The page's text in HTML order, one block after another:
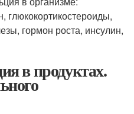
глюкокортикостероиды,
гормон роста, инсулин,
в продуктах.